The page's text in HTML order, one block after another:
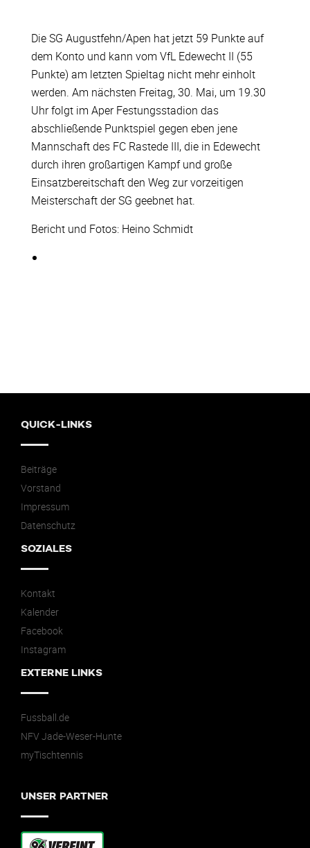
Die SG Augustfehn/Apen hat jetzt 59 Punkte auf
dem Konto und kann vom VfL Edewecht II (55
Punkte) am letzten Spieltag nicht mehr einholt
werden. Am nächsten Freitag, 30. Mai, um 19.30
Uhr folgt im Aper Festungsstadion das
abschließende Punktspiel gegen eben jene
Mannschaft des FC Rastede III, die in Edewecht
durch ihren großartigen Kampf und große
Einsatzbereitschaft den Weg zur vorzeitigen
Meisterschaft der SG geebnet hat.
Bericht und Fotos: Heino Schmidt
QUICK-LINKS
Beiträge
Vorstand
Impressum
Datenschutz
SOZIALES
Kontakt
Kalender
Facebook
Instagram
EXTERNE LINKS
Fussball.de
NFV Jade-Weser-Hunte
myTischtennis
UNSER PARTNER